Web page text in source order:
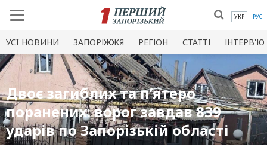
УКР РУС
УСI НОВИНИ ЗАПОРІЖЖЯ РЕГІОН СТАТТІ ІНТЕРВ'Ю
Двоє загиблих та п’ятеро
поранених: ворог завдав 839
ударів по Запорізькій області